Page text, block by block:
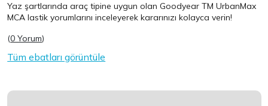
Yaz şartlarında araç tipine uygun olanGoodyear TM UrbanMax
MCA lastik yorumlarını inceleyerek kararınızı kolayca verin!
(0 Yorum)
Tüm ebatları görüntüle